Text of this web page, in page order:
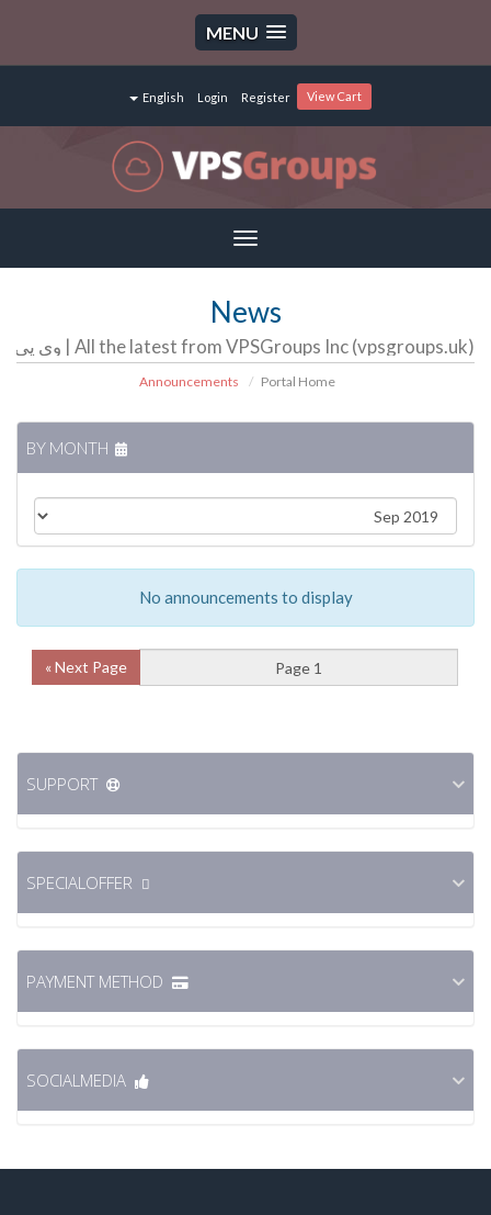
MENU
English Login Register View Cart
Toggle
navigation
News
All the latest from VPSGroups Inc (vpsgroups.uk) | وی پی اس گروپ | سرور مجازی | سرور اختصاصی | هاست
Portal Home
No announcements to display
Next Page »
SUPPORT